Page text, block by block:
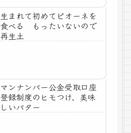
生まれて初めてピオーネを
食べる もったいないので
再生土
マンナンバー公金受取口座
登録制度のヒモつけ、美味
しいバター